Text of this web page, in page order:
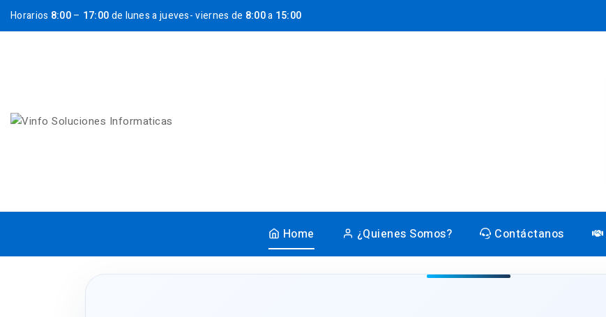
Horarios 8:00– 17:00de lunes a jueves- viernes de 8:00a 15:00
Home ¿Quienes Somos? Contáctanos